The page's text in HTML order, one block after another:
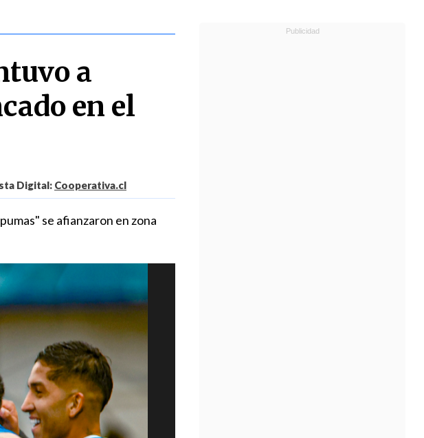
a
en el
Digital: Cooperativa.cl
se afianzaron en zona